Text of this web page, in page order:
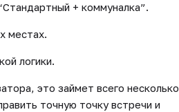
+ коммуналка”.
местах.
логики.
это займет всего несколько
точную точку встречи и